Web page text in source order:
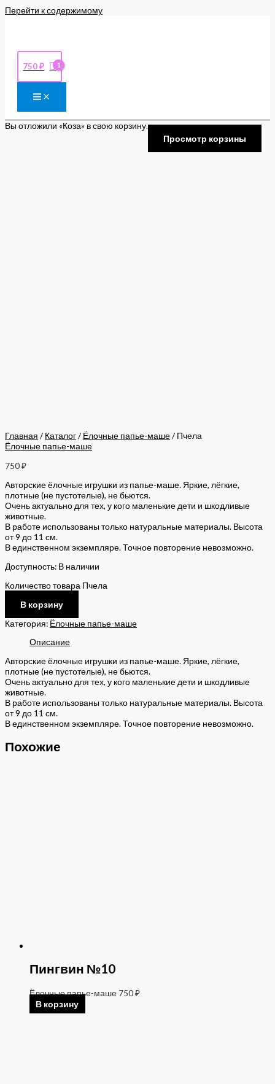
Перейти к содержимому
750₽
Вы отложили «Коза» в свою корзину.
Просмотр корзины
Главная / Каталог/ Ёлочные папье-маше/ Пчела
Ёлочные папье-маше
750₽
Авторские ёлочные игрушки из папье-маше. Яркие, лёгкие,
плотные (не пустотелые), не бьются.
Очень актуально для тех, у кого маленькие дети и шкодливые
животные.
В работе использованы только натуральные материалы. Высота
от 9 до 11 см.
В единственном экземпляре. Точное повторение невозможно.
Доступность: В наличии
Количество товара Пчела
В корзину
Категория: Ёлочные папье-маше
Описание
Авторские ёлочные игрушки из папье-маше. Яркие, лёгкие,
плотные (не пустотелые), не бьются.
Очень актуально для тех, у кого маленькие дети и шкодливые
животные.
В работе использованы только натуральные материалы. Высота
от 9 до 11 см.
В единственном экземпляре. Точное повторение невозможно.
Похожие
Пингвин №10
Ёлочные папье-маше 750₽
В корзину